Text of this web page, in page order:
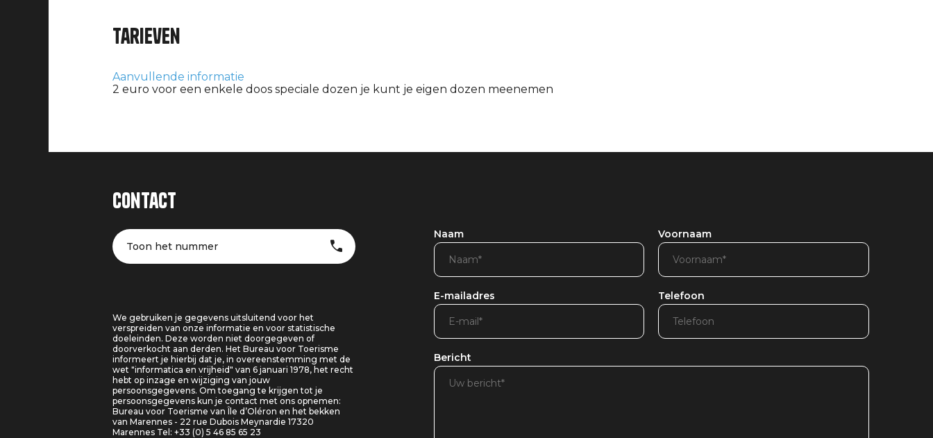
Tarieven
Aanvullende informatie
2 euro voor een enkele doos speciale dozen je kunt je eigen dozen meenemen
Contact
Toon het nummer
We gebruiken je gegevens uitsluitend voor het
verspreiden van onze informatie en voor statistische
doeleinden. Deze worden niet doorgegeven of
doorverkocht aan derden. Het Bureau voor Toerisme
informeert je hierbij dat je, in overeenstemming met de
wet "informatica en vrijheid" van 6 januari 1978, het recht
hebt op inzage en wijziging van jouw
persoonsgegevens. Om toegang te krijgen tot je
persoonsgegevens kun je contact met ons opnemen:
Bureau voor Toerisme van Île d’Oléron en het bekken
van Marennes - 22 rue Dubois Meynardie 17320
Marennes Tel: +33 (0) 5 46 85 65 23
Naam Voornaam
E-mailadres Telefoon
Bericht